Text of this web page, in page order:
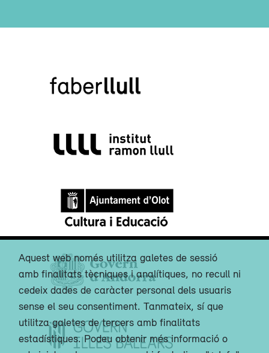
Aquest web només utilitza galetes de sessió
amb finalitats tècniques i analítiques, no recull ni
cedeix dades de caràcter personal dels usuaris
sense el seu consentiment. Tanmateix, sí que
utilitza galetes de tercers amb finalitats
estadístiques. Podeu obtenir més informació o